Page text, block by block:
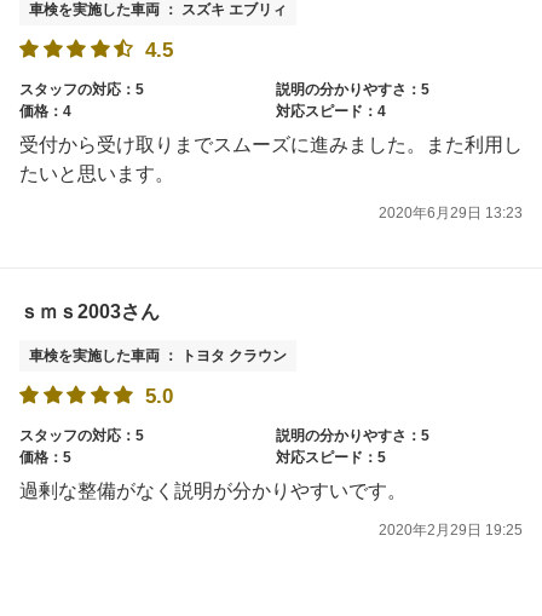
車検を実施した車両 ： スズキ エブリィ
4.5
スタッフの対応：5
説明の分かりやすさ：5
価格：4
対応スピード：4
受付から受け取りまでスムーズに進みました。また利用し
たいと思います。
2020年6月29日 13:23
ｓｍｓ2003さん
車検を実施した車両 ： トヨタ クラウン
5.0
スタッフの対応：5
説明の分かりやすさ：5
価格：5
対応スピード：5
過剰な整備がなく説明が分かりやすいです。
2020年2月29日 19:25